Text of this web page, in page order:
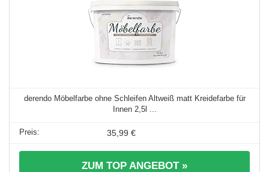
derendo Möbelfarbe ohne Schleifen Altweiß matt Kreidefarbe für
Innen 2,5l ...
35,99 €
ZUM TOP ANGEBOT »